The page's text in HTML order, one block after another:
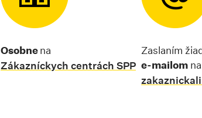
Osobnena
Zákazníckych centrách SPP
Zaslaním
e-mailom na